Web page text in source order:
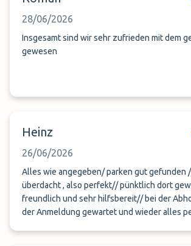
28/06/2026
Insgesamt sind wir sehr zufrieden mit dem
gewesen
Heinz
26/06/2026
Alles wie angegeben/ parken gut gefunden
überdacht , also perfekt// pünktlich dort
freundlich und sehr hilfsbereit// bei der
der Anmeldung gewartet und wieder alles